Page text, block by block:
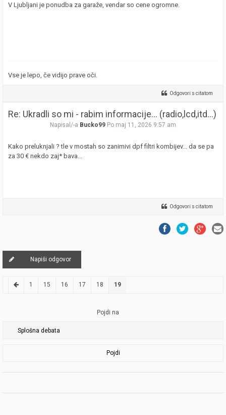
V Ljubljani je ponudba za garaže, vendar so cene ogromne.
Vse je lepo, če vidijo prave oči.
Odgovori s citatom
Re: Ukradli so mi - rabim informacije... (radio,lcd,itd...)
Napisal/-a Bucko99 Po maj 11, 2026 9:57 am
Kako preluknjali ? tle v mostah so zanimivi dpf filtri kombijev... da se pa
za 30 € nekdo zaj* bava...
Odgovori s citatom
Napiši odgovor
1 15 16 17 18 19
Pojdi na
Pojdi